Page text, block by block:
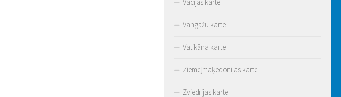
Vācijas karte
Vangažu karte
Vatikāna karte
Ziemeļmaķedonijas karte
Zviedrijas karte